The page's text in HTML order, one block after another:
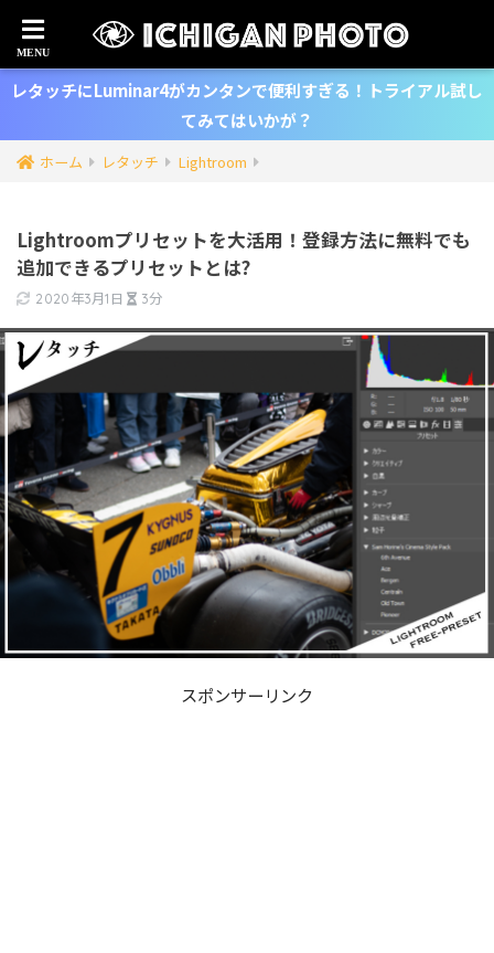
レタッチにLuminar4がカンタンで便利すぎる！トライアル試し
てみてはいかが？
ホーム レタッチ Lightroom
Lightroomプリセットを大活用！登録方法に無料でも
追加できるプリセットとは?
2020年3月1日 3分
スポンサーリンク